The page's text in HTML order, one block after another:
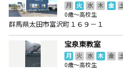
月 火 水 木 金
0歳～高校生
群馬県太田市富沢町１６９－１
宝泉東教室
月 火 水 木 金
0歳～高校生